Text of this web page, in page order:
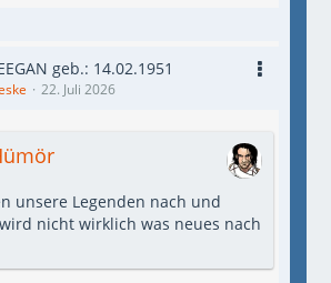
geb.: 14.02.1951
22. Juli 2026
unsere Legenden nach und
nicht wirklich was neues nach